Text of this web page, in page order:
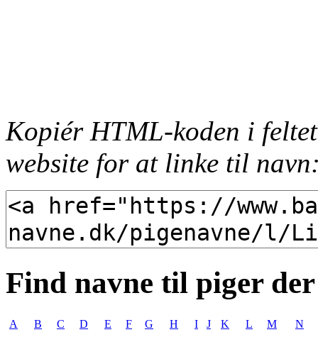
Kopiér HTML-koden i
website for at linke til
Find navne til piger
A B C D E F G H I J K L M N